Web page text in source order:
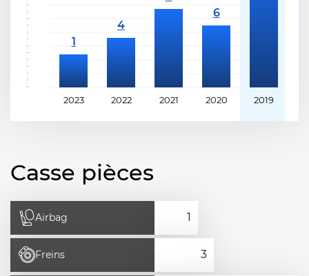
2023 2022 2021 2020 2019
Casse pièces
Airbag
Freins